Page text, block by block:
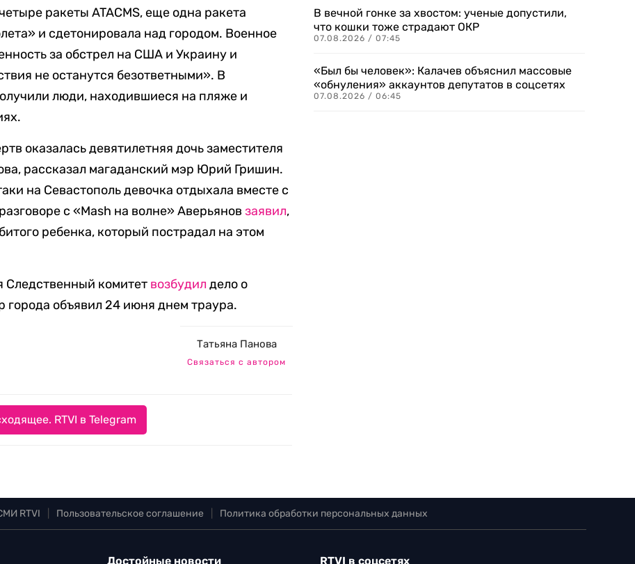
ракеты ATACMS, еще одна ракета
и сдетонировала над городом. Военное
за обстрел на США и Украину и
не останутся безответными». В
люди, находившиеся на пляже и
оказалась девятилетняя дочь заместителя
рассказал магаданский мэр Юрий Гришин.
на Севастополь девочка отдыхала вместе с
с «Mash на волне» Аверьяновзаявил,
ребенка, который пострадал на этом
Следственный комитет возбудил дело о
города объявил 24 июня днем траура.
Татьяна Панова
Связаться с автором
RTVI в Telegram
В вечной гонке за хвостом: ученые допустили,
что кошки тоже страдают ОКР
07.08.2026 / 07:45
«Был бы человек»: Калачев объяснил массовые
«обнуления» аккаунтов депутатов в соцсетях
07.08.2026 / 06:45
RTVI Пользовательское соглашение Политика обработки персональных данных
Достойные новости RTVI в соцсетях